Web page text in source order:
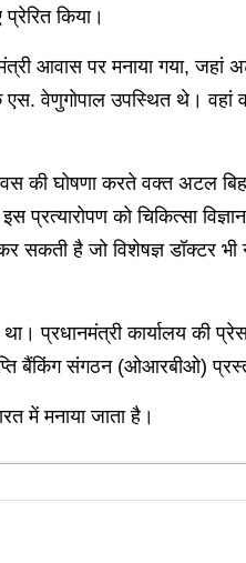
किया।
आवास पर मनाया गया,
एस. वेणुगोपाल उपस्थित थे।
की घोषणा करते वक्त अटल
को चिकित्सा
है जो विशेषज्ञ डॉक्टर
प्रधानमंत्री कार्यालय की
बैंकिंग संगठन (ओआरबीओ)
में मनाया जाता है।